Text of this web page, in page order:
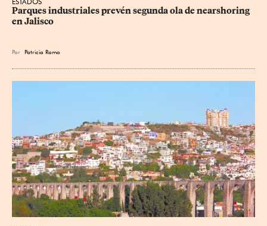
Parques industriales prevén segunda ola de nearshoring
en Jalisco
Por Patricia Romo